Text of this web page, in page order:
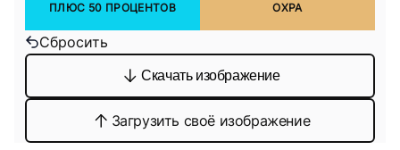
ПЛЮС 50 ПРОЦЕНТОВ ОХРА
Сбросить
Скачать изображение
Загрузить своё изображение